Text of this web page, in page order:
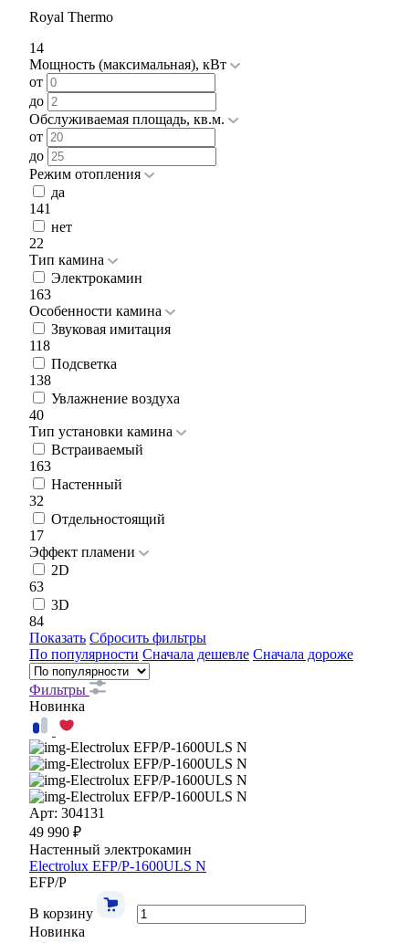
Royal Thermo
14
Мощность (максимальная), кВт
от
до
Обслуживаемая площадь, кв.м.
от
до
Режим отопления
да
141
нет
22
Тип камина
Электрокамин
163
Особенности камина
Звуковая имитация
118
Подсветка
138
Увлажнение воздуха
40
Тип установки камина
Встраиваемый
163
Настенный
32
Отдельностоящий
17
Эффект пламени
2D
63
3D
84
Показать Сбросить фильтры
По популярности Сначала дешевле Сначала дороже
Фильтры
Новинка
Арт: 304131
49 990 ₽
Настенный электрокамин
Electrolux EFP/P-1600ULS N
EFP/P
В корзину
Новинка